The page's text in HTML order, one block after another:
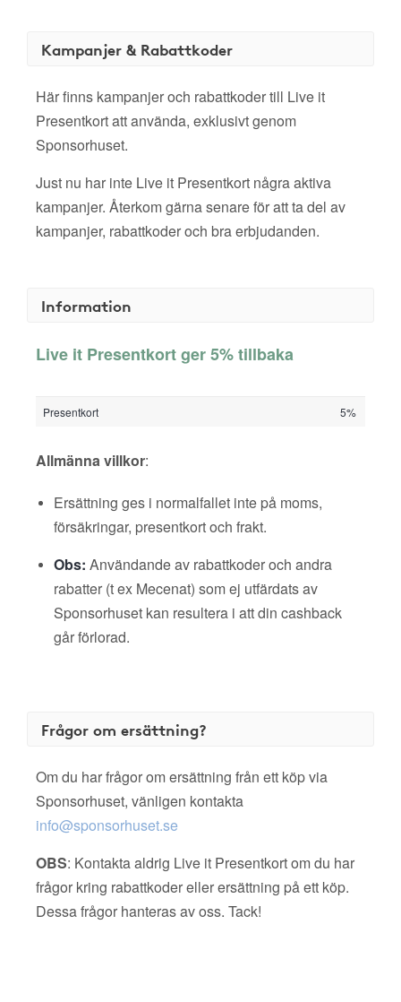
Kampanjer & Rabattkoder
Här finns kampanjer och rabattkoder till Live it
Presentkort att använda, exklusivt genom
Sponsorhuset.
Just nu har inte Live it Presentkort några aktiva
kampanjer. Återkom gärna senare för att ta del av
kampanjer, rabattkoder och bra erbjudanden.
Information
Live it Presentkort ger 5% tillbaka
Presentkort 5%
Allmänna villkor:
Ersättning ges i normalfallet inte på moms,
försäkringar, presentkort och frakt.
Obs: Användande av rabattkoder och andra
rabatter (t ex Mecenat) som ej utfärdats av
Sponsorhuset kan resultera i att din cashback
går förlorad.
Frågor om ersättning?
Om du har frågor om ersättning från ett köp via
Sponsorhuset, vänligen kontakta
info@sponsorhuset.se
OBS: Kontakta aldrig Live it Presentkort om du har
frågor kring rabattkoder eller ersättning på ett köp.
Dessa frågor hanteras av oss. Tack!